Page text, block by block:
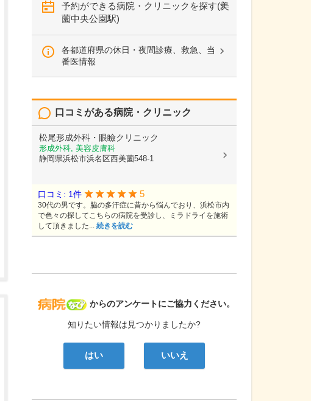
予約ができる病院・クリニックを探す(美
薗中央公園駅)
各都道府県の休日・夜間診療、救急、当
番医情報
病院なび
からのアンケートにご協力ください。
知りたい情報は見つかりましたか?
はい いいえ
口コミがある病院・クリニック
松尾形成外科・眼瞼クリニック
形成外科, 美容皮膚科
静岡県浜松市浜名区西美薗548-1
口コミ: 1件 5
30代の男です。脇の多汗症に昔から悩んでおり、浜松市内
で色々の探してこちらの病院を受診し、ミラドライを施術
して頂きました... 続きを読む